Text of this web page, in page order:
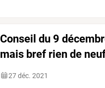
Conseil du 9
mais bref rien de
27 déc. 2021